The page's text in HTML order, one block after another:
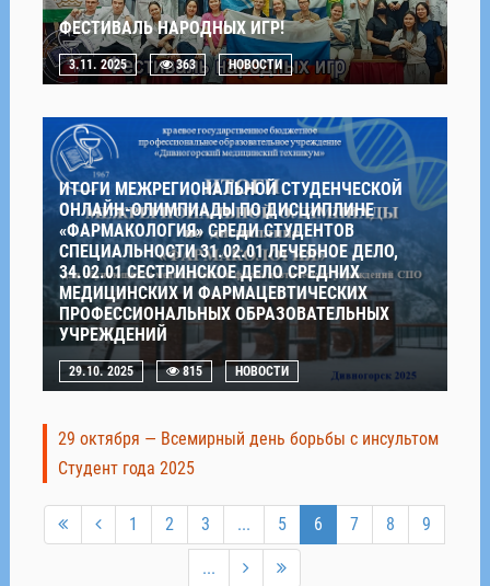
ФЕСТИВАЛЬ НАРОДНЫХ ИГР!
3.11. 2025 363 НОВОСТИ
ИТОГИ МЕЖРЕГИОНАЛЬНОЙ СТУДЕНЧЕСКОЙ
ОНЛАЙН-ОЛИМПИАДЫ ПО ДИСЦИПЛИНЕ
«ФАРМАКОЛОГИЯ» СРЕДИ СТУДЕНТОВ
СПЕЦИАЛЬНОСТИ 31.02.01 ЛЕЧЕБНОЕ ДЕЛО,
34.02.01 СЕСТРИНСКОЕ ДЕЛО СРЕДНИХ
МЕДИЦИНСКИХ И ФАРМАЦЕВТИЧЕСКИХ
ПРОФЕССИОНАЛЬНЫХ ОБРАЗОВАТЕЛЬНЫХ
УЧРЕЖДЕНИЙ
29.10. 2025 815 НОВОСТИ
29 октября — Всемирный день борьбы с инсультом
Студент года 2025
1 2 3 ... 5 6 7 8 9
...